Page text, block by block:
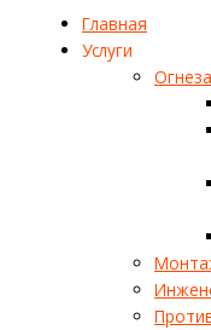
Главная
Услуги